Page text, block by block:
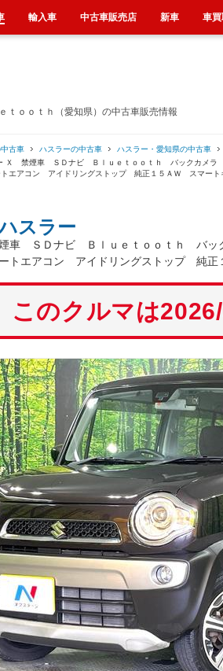
ｏｏｔｈ（愛知県）の中古車販売情報
古車 ハスラーの中古車 ハスラー・愛知県の中古車
Ｘ 禁煙車 ＳＤナビ Ｂｌｕｅｔｏｏｔｈ バックカメ
エアコン アイドリングストップ 純正１５ＡＷ スマート
スラー
車 ＳＤナビ Ｂｌｕｅｔｏｏｔｈ バッ
トエアコン アイドリングストップ 純正
このクルマは
輸入車 中古車販売店 新車 車